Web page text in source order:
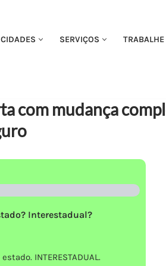
CIDADES SERVIÇOS
com mudança
Interestadual?
INTERESTADUAL.